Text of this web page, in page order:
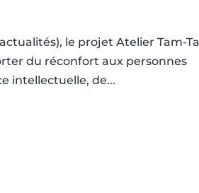
le projet Atelier Tam-
du réconfort aux personnes
intellectuelle, de...